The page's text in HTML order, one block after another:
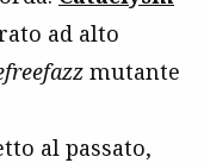
ad alto
mutante
al passato,